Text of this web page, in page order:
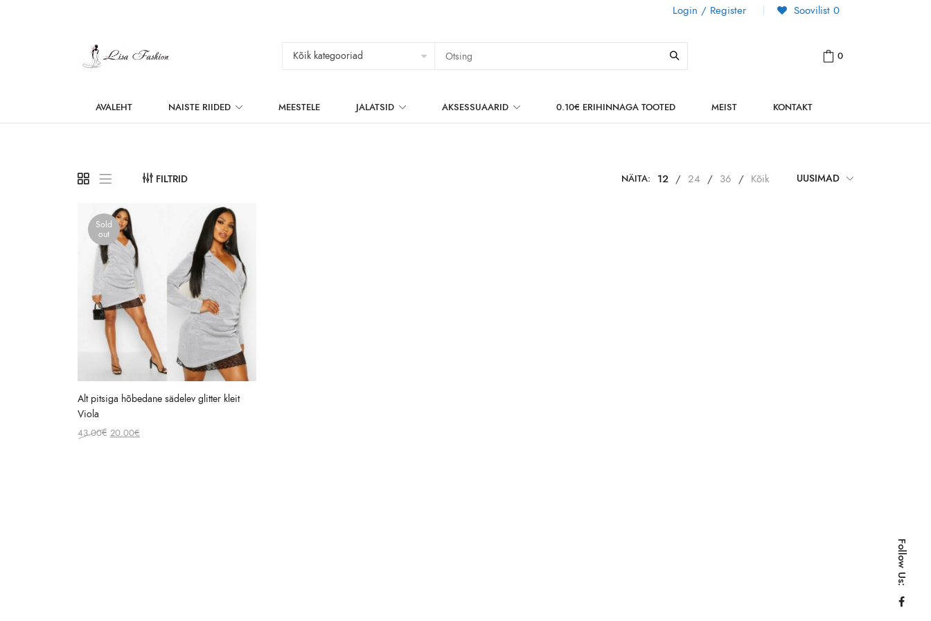
Login / Register Soovilist 0
0
AVALEHT NAISTE RIIDED MEESTELE JALATSID AKSESSUAARID 0.10€ ERIHINNAGA TOOTED MEIST KONTAKT
FILTRID NÄITA: 12 / 24 / 36 / Kõik UUSIMAD
Sold
out
Alt pitsiga hõbedane sädelev glitter kleit
Viola
43.00€ Original
20.00€
Follow Us: